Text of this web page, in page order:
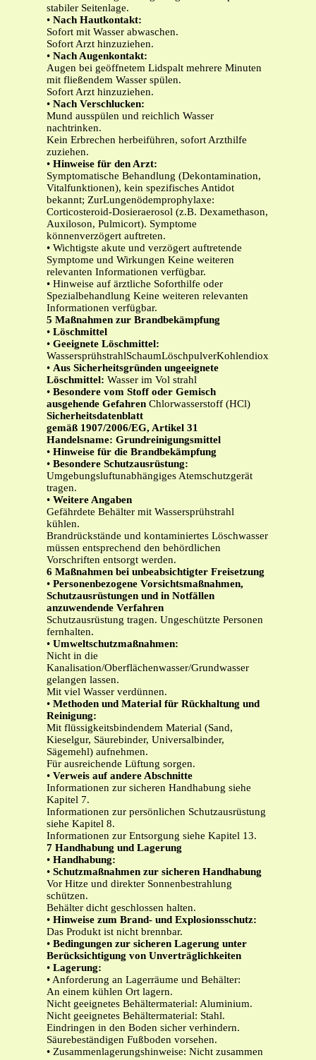
stabiler Seitenlage.
• Nach Hautkontakt:
Sofort mit Wasser abwaschen.
Sofort Arzt hinzuziehen.
• Nach Augenkontakt:
Augen bei geöffnetem Lidspalt mehrere Minuten
mit fließendem Wasser spülen.
Sofort Arzt hinzuziehen.
• Nach Verschlucken:
Mund ausspülen und reichlich Wasser
nachtrinken.
Kein Erbrechen herbeiführen, sofort Arzthilfe
zuziehen.
• Hinweise für den Arzt:
Symptomatische Behandlung (Dekontamination,
Vitalfunktionen), kein spezifisches Antidot
bekannt; ZurLungenödemprophylaxe:
Corticosteroid-Dosieraerosol (z.B. Dexamethason,
Auxiloson, Pulmicort). Symptome
könnenverzögert auftreten.
• Wichtigste akute und verzögert auftretende
Symptome und Wirkungen Keine weiteren
relevanten Informationen verfügbar.
• Hinweise auf ärztliche Soforthilfe oder
Spezialbehandlung Keine weiteren relevanten
Informationen verfügbar.
5 Maßnahmen zur Brandbekämpfung
• Löschmittel
• Geeignete Löschmittel:
WassersprühstrahlSchaumLöschpulverKohlendioxid
• Aus Sicherheitsgründen ungeeignete
Löschmittel: Wasser im Vol strahl
• Besondere vom Stoff oder Gemisch
ausgehende Gefahren Chlorwasserstoff (HCl)
Sicherheitsdatenblatt
gemäß 1907/2006/EG, Artikel 31
Handelsname: Grundreinigungsmittel
• Hinweise für die Brandbekämpfung
• Besondere Schutzausrüstung:
Umgebungsluftunabhängiges Atemschutzgerät
tragen.
• Weitere Angaben
Gefährdete Behälter mit Wassersprühstrahl
kühlen.
Brandrückstände und kontaminiertes Löschwasser
müssen entsprechend den behördlichen
Vorschriften entsorgt werden.
6 Maßnahmen bei unbeabsichtigter Freisetzung
• Personenbezogene Vorsichtsmaßnahmen,
Schutzausrüstungen und in Notfällen
anzuwendende Verfahren
Schutzausrüstung tragen. Ungeschützte Personen
fernhalten.
• Umweltschutzmaßnahmen:
Nicht in die
Kanalisation/Oberflächenwasser/Grundwasser
gelangen lassen.
Mit viel Wasser verdünnen.
• Methoden und Material für Rückhaltung und
Reinigung:
Mit flüssigkeitsbindendem Material (Sand,
Kieselgur, Säurebinder, Universalbinder,
Sägemehl) aufnehmen.
Für ausreichende Lüftung sorgen.
• Verweis auf andere Abschnitte
Informationen zur sicheren Handhabung siehe
Kapitel 7.
Informationen zur persönlichen Schutzausrüstung
siehe Kapitel 8.
Informationen zur Entsorgung siehe Kapitel 13.
7 Handhabung und Lagerung
• Handhabung:
• Schutzmaßnahmen zur sicheren Handhabung
Vor Hitze und direkter Sonnenbestrahlung
schützen.
Behälter dicht geschlossen halten.
• Hinweise zum Brand- und Explosionsschutz:
Das Produkt ist nicht brennbar.
• Bedingungen zur sicheren Lagerung unter
Berücksichtigung von Unverträglichkeiten
• Lagerung:
• Anforderung an Lagerräume und Behälter:
An einem kühlen Ort lagern.
Nicht geeignetes Behältermaterial: Aluminium.
Nicht geeignetes Behältermaterial: Stahl.
Eindringen in den Boden sicher verhindern.
Säurebeständigen Fußboden vorsehen.
• Zusammenlagerungshinweise: Nicht zusammen